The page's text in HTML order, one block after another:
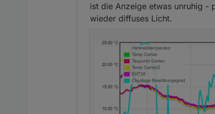
ist die Anzeige etwas unruhig -
wieder diffuses Licht.